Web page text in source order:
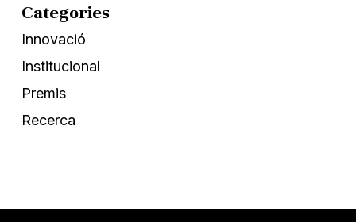
Categories
Innovació
Institucional
Premis
Recerca